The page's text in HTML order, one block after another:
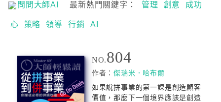
問問大師AI 最新熱門關鍵字： 管理 創意 成功
心 策略 領導 行銷 AI
NO.804
作者：傑瑞米．哈布爾
如果說拼事業的第一課是創造顧客
價值，那麼下一個境界應該是創造